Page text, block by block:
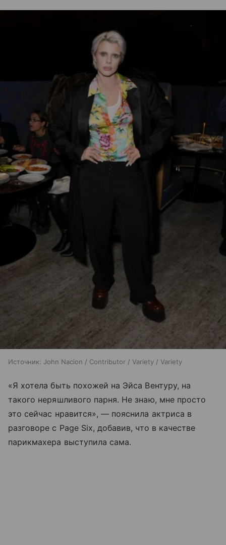
Источник: John Nacion / Contributor / Variety / Variety
«Я хотела быть похожей на Эйса Вентуру, на
такого неряшливого парня. Не знаю, мне просто
это сейчас нравится», — пояснила актриса в
разговоре с Page Six, добавив, что в качестве
парикмахера выступила сама.